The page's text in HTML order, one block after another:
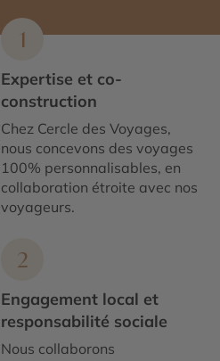
1
Expertise et co-
construction
Chez Cercle des Voyages,
nous concevons des voyages
100% personnalisables, en
collaboration étroite avec nos
voyageurs.
2
Engagement local et
responsabilité sociale
Nous collaborons